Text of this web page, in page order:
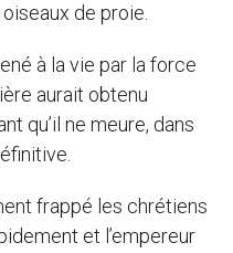
de proie.
à la vie par la force
aurait obtenu
qu’il ne meure, dans
frappé les chrétiens
et l’empereur